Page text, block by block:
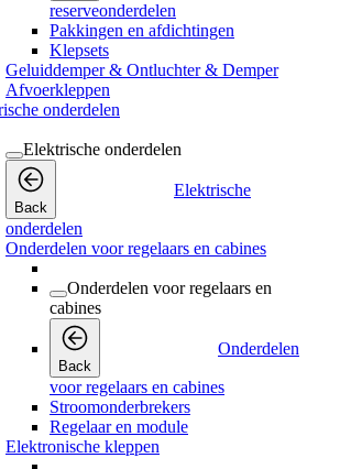
reserveonderdelen
Pakkingen en afdichtingen
Klepsets
Geluiddemper & Ontluchter & Demper
Afvoerkleppen
onderdelen
Elektrische onderdelen
Back
Elektrische
onderdelen
Onderdelen voor regelaars en cabines
Onderdelen voor regelaars en
cabines
Back
Onderdelen
voor regelaars en cabines
Stroomonderbrekers
Regelaar en module
Elektronische kleppen